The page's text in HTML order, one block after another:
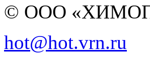
© ООО
hot@hot.vrn.ru